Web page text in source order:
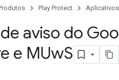
Play Protect
de aviso do
e MUwS